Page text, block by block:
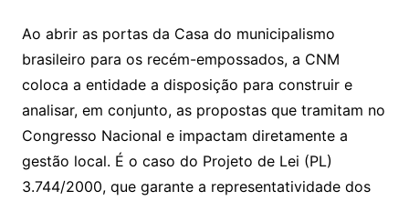
Ao abrir as portas da Casa do municipalismo
brasileiro para os recém-empossados, a CNM
coloca a entidade a disposição para construir e
analisar, em conjunto, as propostas que tramitam no
Congresso Nacional e impactam diretamente a
gestão local. É o caso do Projeto de Lei (PL)
3.744/2000, que garante a representatividade dos